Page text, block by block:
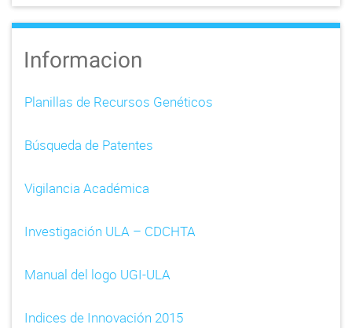
Informacion
Planillas de Recursos Genéticos
Búsqueda de Patentes
Vigilancia Académica
Investigación ULA – CDCHTA
Manual del logo UGI-ULA
Indices de Innovación 2015